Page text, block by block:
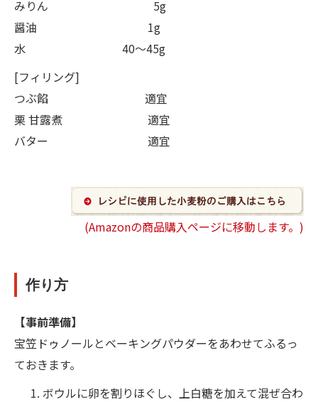
みりん 5g
醤油 1g
水 40～45g
[フィリング]
つぶ餡 適宜
栗 甘露煮 適宜
バター 適宜
(Amazonの商品購入ページに移動します。)
作り方
【事前準備】
宝笠ドゥノールとベーキングパウダーをあわせてふるっ
ておきます。
ボウルに卵を割りほぐし、上白糖を加えて混ぜ合わ